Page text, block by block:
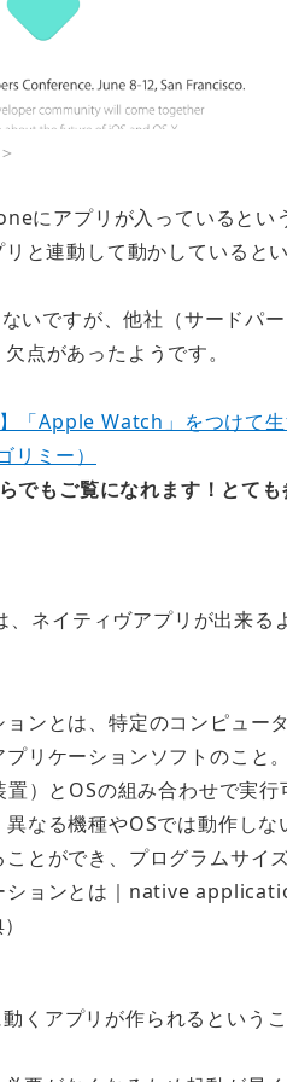
＞
にアプリが入っているとい
と連動して動かしている と
いですが、他社（サードパ
点があったようです。
】「Apple Watch」をつけて
ミー）
でもご覧になれます！とても
ネイティヴアプリが出来る
ンとは、特定のコンピュー
リケーションソフトのこと。
）とOSの組み合わせで実
なる機種やOSでは動作し
とができ、プログラムサイ
ションとは｜native
くアプリが作られる という